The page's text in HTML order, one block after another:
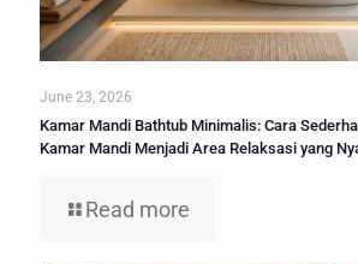
June 23, 2026
Kamar Mandi Bathtub Minimalis: Cara
Kamar Mandi Menjadi Area Relaksasi yang
Read more